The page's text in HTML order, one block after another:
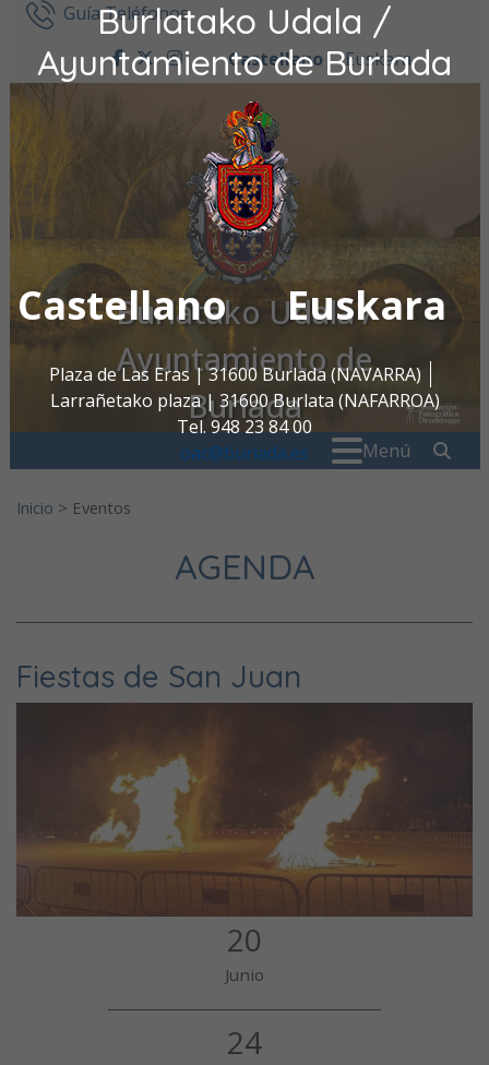
Burlatako Udala /
Ayuntamiento de Burlada
Castellano Euskara
Plaza de Las Eras | 31600 Burlada (NAVARRA)
Larrañetako plaza | 31600 Burlata (NAFARROA)
Tel. 948 23 84 00
oac@burlada.es
Ir al contenidoGuía Teléfonos
facebook
twitter
instagram
Castellano Euskara
Burlatako Udala /
Ayuntamiento de
Burlada
Menú
Inicio > Eventos
AGENDA
Fiestas de San Juan
20
Junio
24